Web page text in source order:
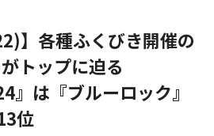
】各種ふくびき開催の
がトップに迫る
』は『ブルーロック』
位